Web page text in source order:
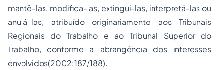
mantê-las, modifica-las, extingui-las, interpretá-las ou
anulá-las, atribuído originariamente aos Tribunais
Regionais do Trabalho e ao Tribunal Superior do
Trabalho, conforme a abrangência dos interesses
envolvidos(2002:187/188).